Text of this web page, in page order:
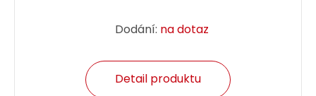
Dodání: na dotaz
Detail produktu